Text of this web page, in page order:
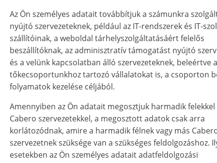
Az Ön személyes adatait továbbítjuk a számunkra
nyújtó szervezeteknek, például az IT-rendszerek és IT-
szállítóinak, a weboldal tárhelyszolgáltatásáért felelős
beszállítóknak, az adminisztratív támogatást nyújtó
és a velünk kapcsolatban álló szervezeteknek, beleértve a
tőkecsoportunkhoz tartozó vállalatokat is, a csoporton
folyamatok kezelése céljából.
Amennyiben az Ön adatait megosztjuk harmadik felekkel
Cabero szervezetekkel, a megosztott adatok csak arra
korlátozódnak, amire a harmadik félnek vagy más
szervezetnek szüksége van a szükséges feldolgozáshoz.
esetekben az Ön személyes adatait adatfeldolgozási